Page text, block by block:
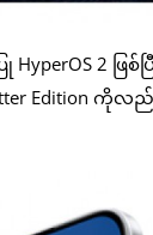
2 ဖြစ်ပြီ
Edition ကိုလည်